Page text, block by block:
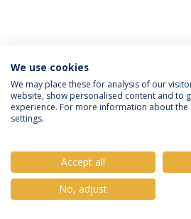
Política de Privacidade
Direitos do Titular
© 2026 Universidade
We use cookies
We may place these for analysis of our
website, show personalised content and to
experience. For more information about the
settings.
Accept all
No, adjust